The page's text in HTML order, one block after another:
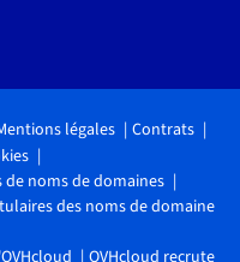
légales
Contrats
noms de domaines
des noms de domaine
OVHcloud recrute